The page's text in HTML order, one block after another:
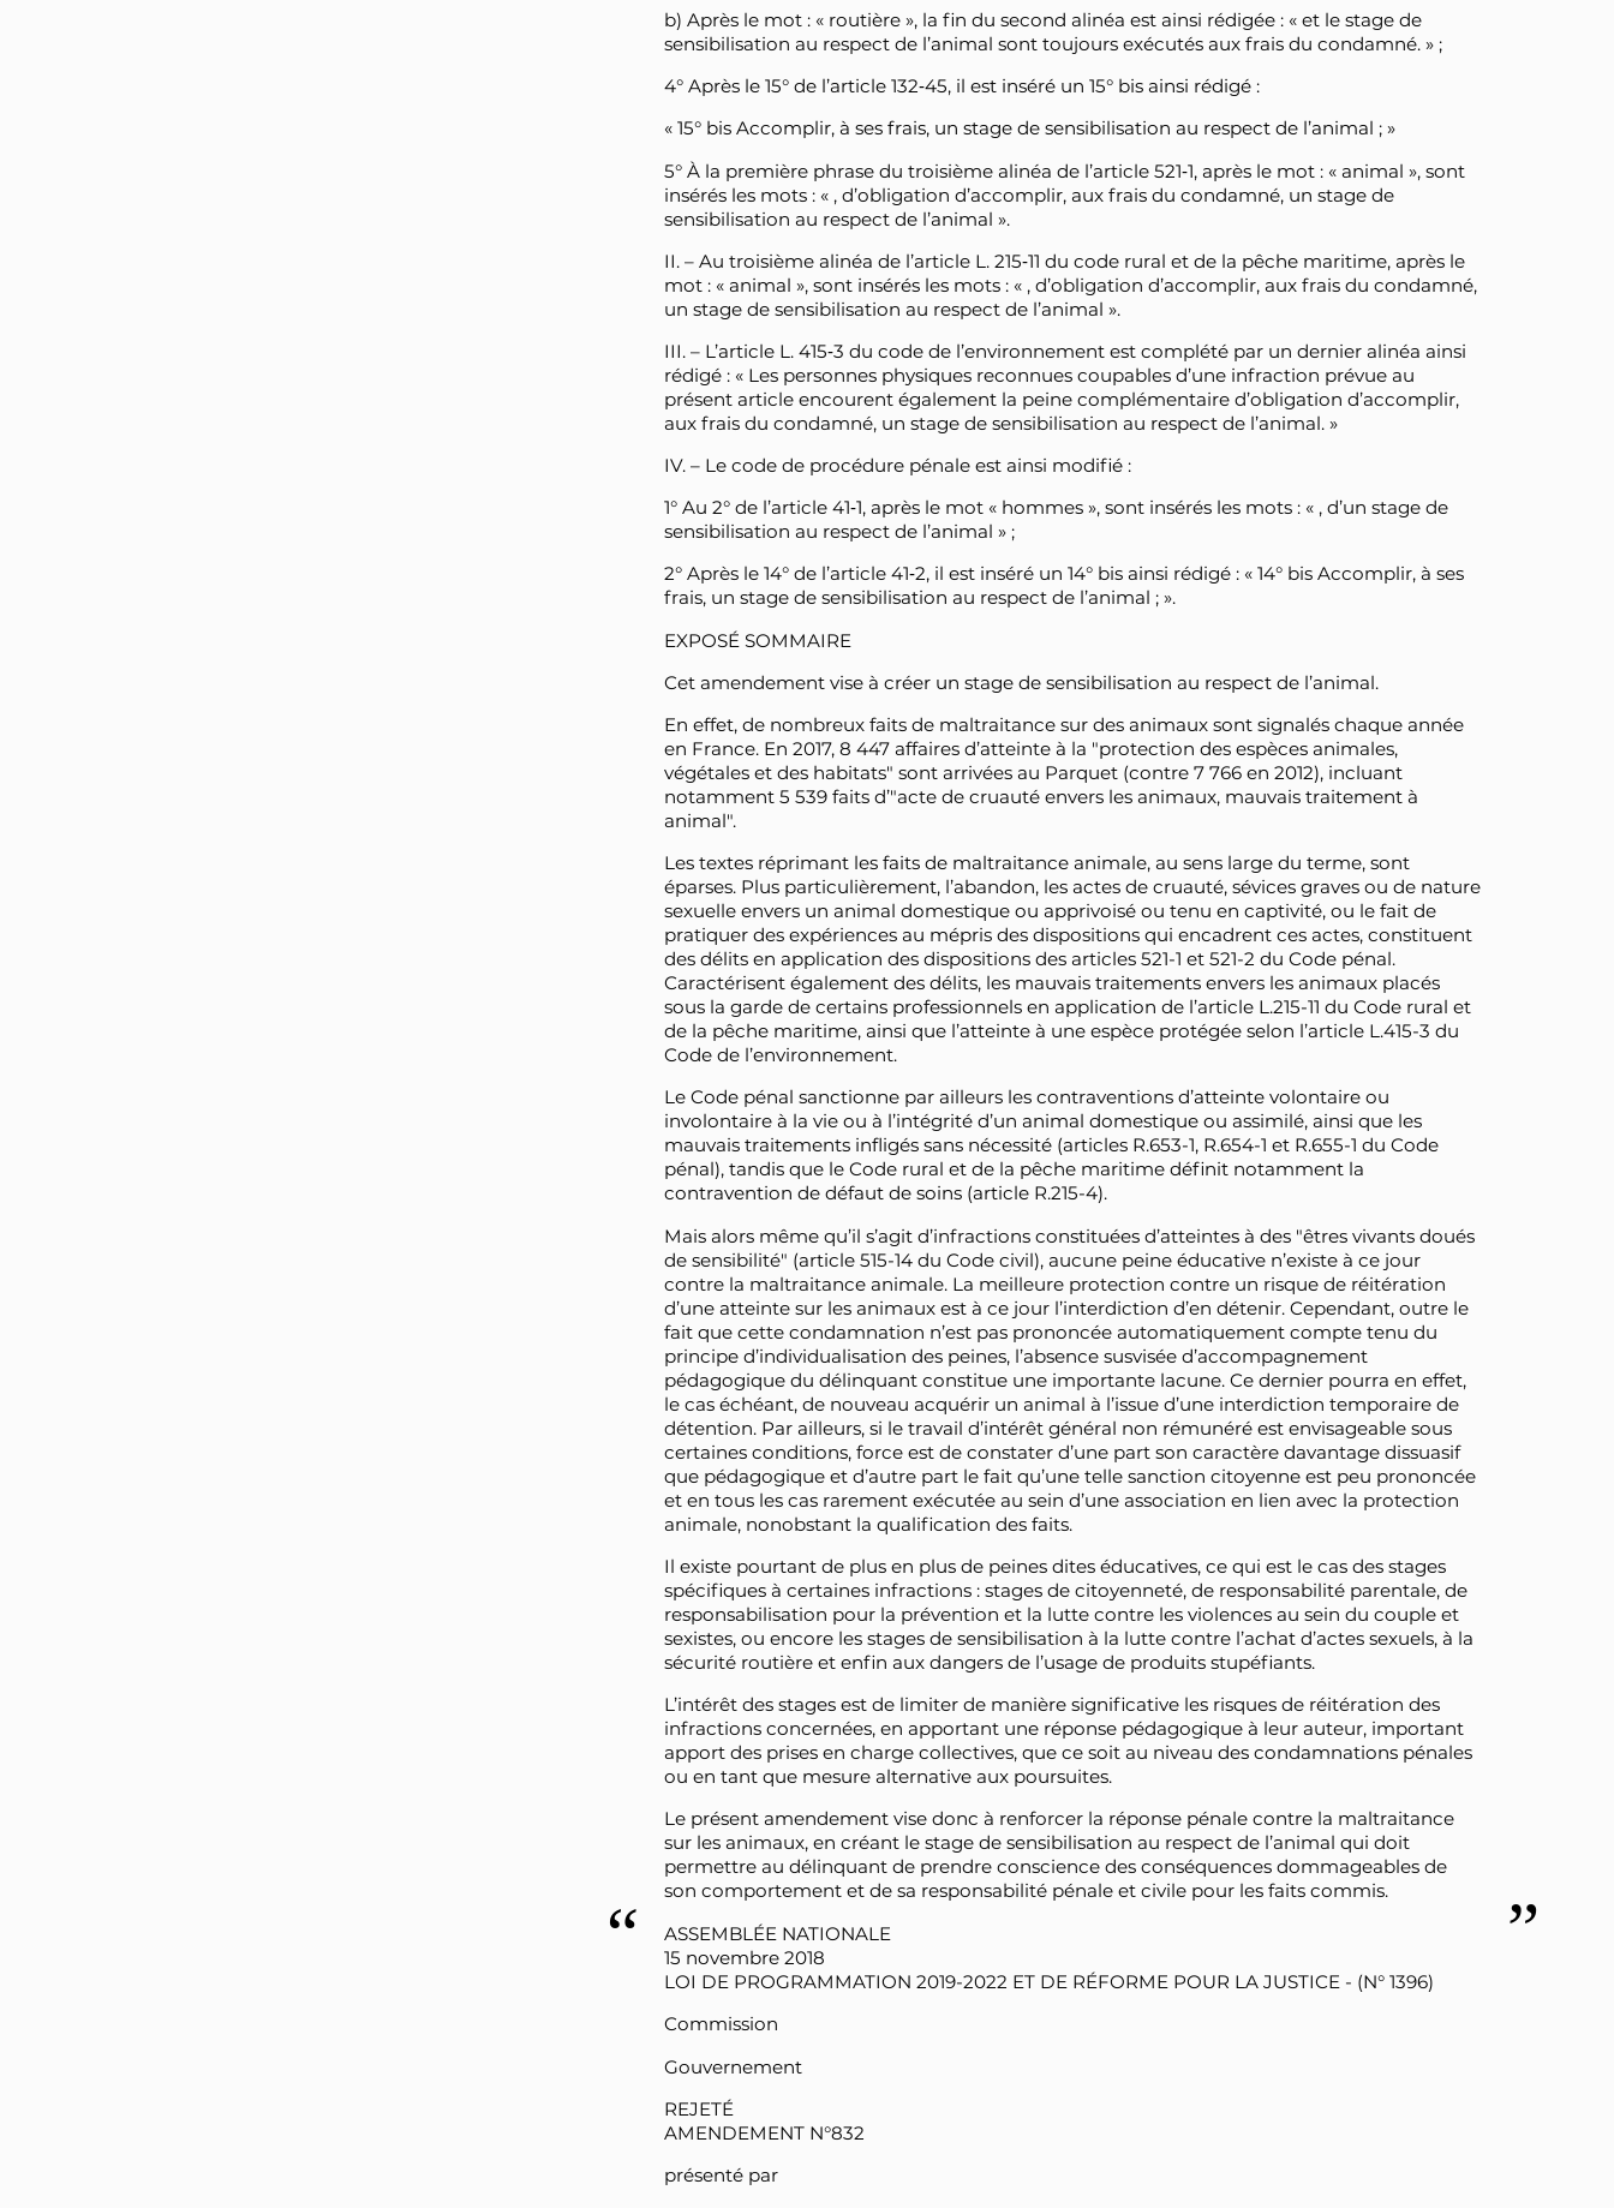
b) Après le mot : « routière », la fin du second alinéa est ainsi rédigée : « et le stage de
sensibilisation au respect de l’animal sont toujours exécutés aux frais du condamné. » ;
4° Après le 15° de l’article 132‑45, il est inséré un 15° bis ainsi rédigé :
« 15° bis Accomplir, à ses frais, un stage de sensibilisation au respect de l’animal ; »
5° À la première phrase du troisième alinéa de l’article 521‑1, après le mot : « animal », sont
insérés les mots : « , d’obligation d’accomplir, aux frais du condamné, un stage de
sensibilisation au respect de l’animal ».
II. – Au troisième alinéa de l’article L. 215‑11 du code rural et de la pêche maritime, après le
mot : « animal », sont insérés les mots : « , d’obligation d’accomplir, aux frais du condamné,
un stage de sensibilisation au respect de l’animal ».
III. – L’article L. 415‑3 du code de l’environnement est complété par un dernier alinéa ainsi
rédigé : « Les personnes physiques reconnues coupables d’une infraction prévue au
présent article encourent également la peine complémentaire d’obligation d’accomplir,
aux frais du condamné, un stage de sensibilisation au respect de l’animal. »
IV. – Le code de procédure pénale est ainsi modifié :
1° Au 2° de l’article 41‑1, après le mot « hommes », sont insérés les mots : « , d’un stage de
sensibilisation au respect de l’animal » ;
2° Après le 14° de l’article 41‑2, il est inséré un 14° bis ainsi rédigé : « 14° bis Accomplir, à ses
frais, un stage de sensibilisation au respect de l’animal ; ».
EXPOSÉ SOMMAIRE
Cet amendement vise à créer un stage de sensibilisation au respect de l’animal.
En effet, de nombreux faits de maltraitance sur des animaux sont signalés chaque année
en France. En 2017, 8 447 affaires d’atteinte à la "protection des espèces animales,
végétales et des habitats" sont arrivées au Parquet (contre 7 766 en 2012), incluant
notamment 5 539 faits d’"acte de cruauté envers les animaux, mauvais traitement à
animal".
Les textes réprimant les faits de maltraitance animale, au sens large du terme, sont
éparses. Plus particulièrement, l’abandon, les actes de cruauté, sévices graves ou de nature
sexuelle envers un animal domestique ou apprivoisé ou tenu en captivité, ou le fait de
pratiquer des expériences au mépris des dispositions qui encadrent ces actes, constituent
des délits en application des dispositions des articles 521-1 et 521-2 du Code pénal.
Caractérisent également des délits, les mauvais traitements envers les animaux placés
sous la garde de certains professionnels en application de l’article L.215-11 du Code rural et
de la pêche maritime, ainsi que l’atteinte à une espèce protégée selon l’article L.415-3 du
Code de l’environnement.
Le Code pénal sanctionne par ailleurs les contraventions d’atteinte volontaire ou
involontaire à la vie ou à l’intégrité d’un animal domestique ou assimilé, ainsi que les
mauvais traitements infligés sans nécessité (articles R.653-1, R.654-1 et R.655-1 du Code
pénal), tandis que le Code rural et de la pêche maritime définit notamment la
contravention de défaut de soins (article R.215-4).
Mais alors même qu’il s’agit d’infractions constituées d’atteintes à des "êtres vivants doués
de sensibilité" (article 515-14 du Code civil), aucune peine éducative n’existe à ce jour
contre la maltraitance animale. La meilleure protection contre un risque de réitération
d’une atteinte sur les animaux est à ce jour l’interdiction d’en détenir. Cependant, outre le
fait que cette condamnation n’est pas prononcée automatiquement compte tenu du
principe d’individualisation des peines, l’absence susvisée d’accompagnement
pédagogique du délinquant constitue une importante lacune. Ce dernier pourra en effet,
le cas échéant, de nouveau acquérir un animal à l’issue d’une interdiction temporaire de
détention. Par ailleurs, si le travail d’intérêt général non rémunéré est envisageable sous
certaines conditions, force est de constater d’une part son caractère davantage dissuasif
que pédagogique et d’autre part le fait qu’une telle sanction citoyenne est peu prononcée
et en tous les cas rarement exécutée au sein d’une association en lien avec la protection
animale, nonobstant la qualification des faits.
Il existe pourtant de plus en plus de peines dites éducatives, ce qui est le cas des stages
spécifiques à certaines infractions : stages de citoyenneté, de responsabilité parentale, de
responsabilisation pour la prévention et la lutte contre les violences au sein du couple et
sexistes, ou encore les stages de sensibilisation à la lutte contre l’achat d’actes sexuels, à la
sécurité routière et enfin aux dangers de l’usage de produits stupéfiants.
L’intérêt des stages est de limiter de manière significative les risques de réitération des
infractions concernées, en apportant une réponse pédagogique à leur auteur, important
apport des prises en charge collectives, que ce soit au niveau des condamnations pénales
ou en tant que mesure alternative aux poursuites.
Le présent amendement vise donc à renforcer la réponse pénale contre la maltraitance
sur les animaux, en créant le stage de sensibilisation au respect de l’animal qui doit
permettre au délinquant de prendre conscience des conséquences dommageables de
son comportement et de sa responsabilité pénale et civile pour les faits commis.
ASSEMBLÉE NATIONALE
15 novembre 2018
LOI DE PROGRAMMATION 2019-2022 ET DE RÉFORME POUR LA JUSTICE - (N° 1396)
Commission
Gouvernement
REJETÉ
AMENDEMENT N°832
présenté par